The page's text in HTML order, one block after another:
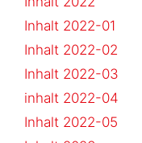
Inhalt 2022-01
Inhalt 2022-02
Inhalt 2022-03
inhalt 2022-04
Inhalt 2022-05